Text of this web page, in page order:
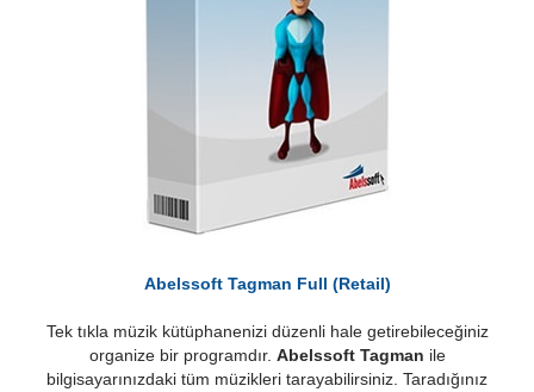
Abelssoft Tagman Full (Retail)
Tek tıkla müzik kütüphanenizi düzenli hale getirebileceğiniz
organize bir programdır. Abelssoft Tagman ile
bilgisayarınızdaki tüm müzikleri tarayabilirsiniz. Taradığınız